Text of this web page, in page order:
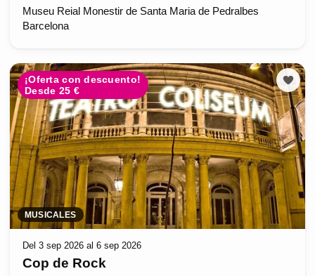
Museu Reial Monestir de Santa Maria de Pedralbes
Barcelona
¡Oferta con descuento!
Desde 25 €
MUSICALES
Del 3 sep 2026 al 6 sep 2026
Cop de Rock